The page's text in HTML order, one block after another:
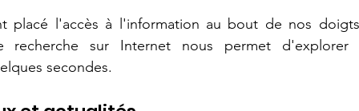
placé l'accès à l'information au bout de nos
recherche sur Internet nous permet
secondes.